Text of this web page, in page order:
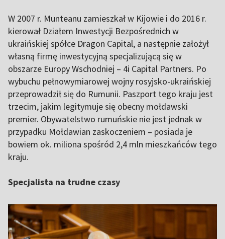
W 2007 r. Munteanu zamieszkał w Kijowie i do 2016 r.
kierował Działem Inwestycji Bezpośrednich w
ukraińskiej spółce Dragon Capital, a następnie założył
własną firmę inwestycyjną specjalizującą się w
obszarze Europy Wschodniej – 4i Capital Partners. Po
wybuchu pełnowymiarowej wojny rosyjsko-ukraińskiej
przeprowadził się do Rumunii. Paszport tego kraju jest
trzecim, jakim legitymuje się obecny mołdawski
premier. Obywatelstwo rumuńskie nie jest jednak w
przypadku Mołdawian zaskoczeniem – posiada je
bowiem ok. miliona spośród 2,4 mln mieszkańców tego
kraju.
Specjalista na trudne czasy